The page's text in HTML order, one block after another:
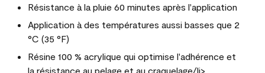
Résistance à la pluie 60 minutes après l'application
Application à des températures aussi basses que 2
°C (35 °F)
Résine 100 % acrylique qui optimise l'adhérence et
la résistance au pelage et au craquelage/li>